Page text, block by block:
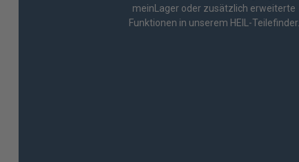
meinLager oder zusätzlich erweiterte
Funktionen in unserem HEIL-Teilefinder.